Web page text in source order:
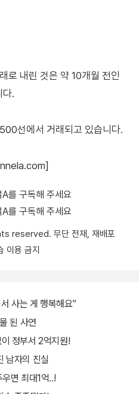
로 내린 것은 약 10개월 전인
다.
선에서 거래되고 있습니다.
를 구독해 주세요
를 구독해 주세요
reserved. 무단 전재, 재배포
이용 금지